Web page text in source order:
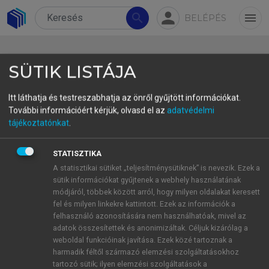
search person BELÉPÉS menu
4.2.3. Az uniós jogi fordítások
kutatása – textual fit studies
A jog és a nyelv elválaszthatatlan egymástól, hiszen
„mindaz, amit jognak és a jog működésének
tekintünk, a nyelv által, a nyelven keresztül létezik
és történik” (Vinnai 2017: 83). Így a jog és a nyelv
kapcsolódási pontjainak vizsgálata önálló
irányzatot jelent mind a nemzetközi, mind a hazai
kutatásokban (vö.Dobos 2004;Vinnai 2017).1E
SÜTIK LISTÁJA
Itt láthatja és testreszabhatja az önről gyűjtött információkat.
További információért kérjük, olvasd el az adatvédelmi
tájékoztatónkat.
STATISZTIKA
A statisztikai sütiket „teljesítménysütiknek” is nevezik. Ezek a
sütik információkat gyűjtenek a webhely használatának
módjáról, többek között arról, hogy milyen oldalakat keresett
fel és milyen linkekre kattintott. Ezek az információk a
felhasználó azonosítására nem használhatóak, mivel az
adatok összesítettek és anonimizáltak. Céljuk kizárólag a
weboldal funkcióinak javítása. Ezek közé tartoznak a
harmadik féltől származó elemzési szolgáltatásokhoz
tartozó sütik; ilyen elemzési szolgáltatások a